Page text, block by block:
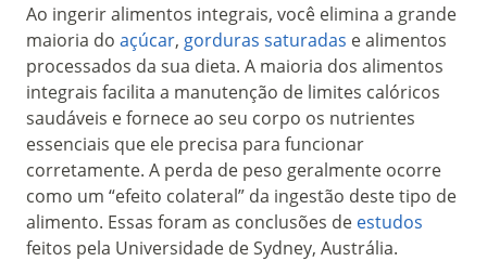
Ao ingerir alimentos integrais, você elimina a grande
maioria do açúcar, gorduras saturadas e alimentos
processados da sua dieta. A maioria dos alimentos
integrais facilita a manutenção de limites calóricos
saudáveis e fornece ao seu corpo os nutrientes
essenciais que ele precisa para funcionar
corretamente. A perda de peso geralmente ocorre
como um “efeito colateral” da ingestão deste tipo de
alimento. Essas foram as conclusões de estudos
feitos pela Universidade de Sydney, Austrália.